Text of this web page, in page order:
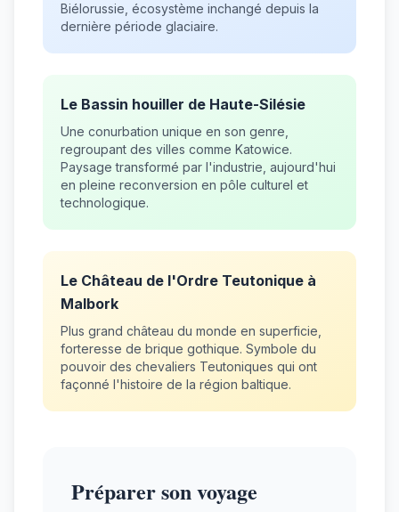
Biélorussie, écosystème inchangé depuis la
dernière période glaciaire.
Le Bassin houiller de Haute-Silésie
Une conurbation unique en son genre,
regroupant des villes comme Katowice.
Paysage transformé par l'industrie, aujourd'hui
en pleine reconversion en pôle culturel et
technologique.
Le Château de l'Ordre Teutonique à
Malbork
Plus grand château du monde en superficie,
forteresse de brique gothique. Symbole du
pouvoir des chevaliers Teutoniques qui ont
façonné l'histoire de la région baltique.
Préparer son voyage